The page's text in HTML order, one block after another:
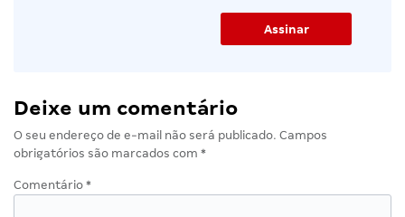
Deixe um comentário
O seu endereço de e-mail não será publicado. Campos
obrigatórios são marcados com *
Comentário *